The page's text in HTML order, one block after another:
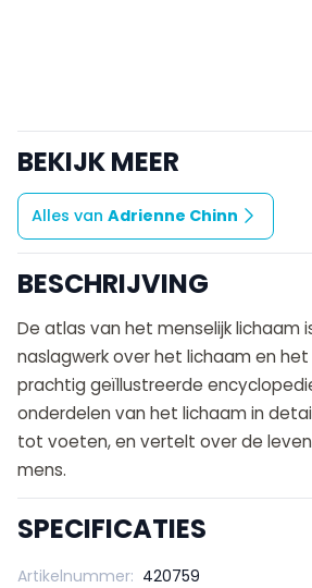
BEKIJK MEER
Alles van Adrienne Chinn
BESCHRIJVING
De atlas van het menselijk lichaam
naslagwerk over het lichaam en het
prachtig geïllustreerde
onderdelen van het lichaam in
tot voeten, en vertelt over de
mens.
SPECIFICATIES
Artikelnummer: 420759